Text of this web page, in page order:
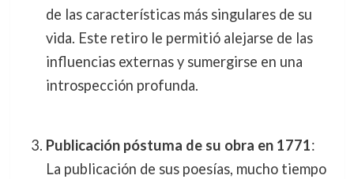
de las características más singulares de su
vida. Este retiro le permitió alejarse de las
influencias externas y sumergirse en una
introspección profunda.
Publicación póstuma de su obra en 1771:
La publicación de sus poesías, mucho tiempo